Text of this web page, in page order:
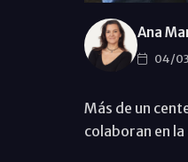
Ana
04/
Más de un
colaboran en